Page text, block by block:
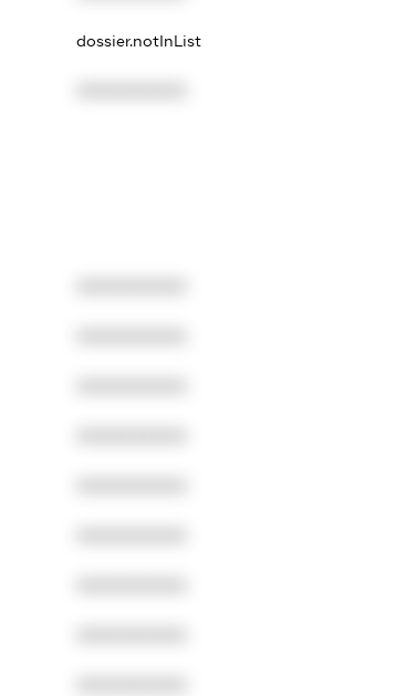
dossier.notInList